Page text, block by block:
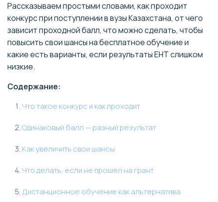
Рассказываем простыми словами, как проходит
конкурс при поступлении в вузы Казахстана, от чего
зависит проходной балл, что можно сделать, чтобы
повысить свои шансы на бесплатное обучение и
какие есть варианты, если результаты ЕНТ слишком
низкие.
Содержание:
Что такое конкурс и как проходит
Одинаковый балл — разный результат
Как увеличить свои шансы
Что делать, если не прошел на грант
Дистанционное обучение как альтернатива